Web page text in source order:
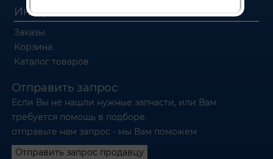
Интернет магазин
Заказы
Корзина
Каталог товаров
Отправить запрос
Если Вы не нашли нужные запчасти, или Вам
требуется помощь в подборе,
отправьте нам запрос - мы Вам поможем
Отправить запрос продавцу